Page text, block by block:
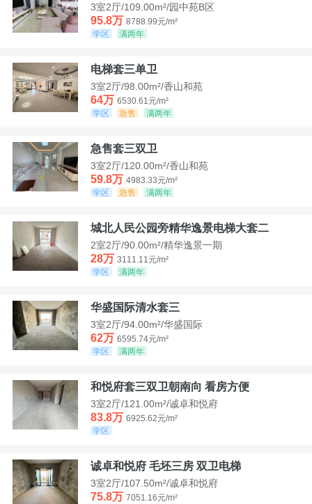
3室2厅/109.00m²/园中苑B区
95.8万 8788.99元/m²
学区
满两年
电梯套三单卫
3室2厅/98.00m²/香山和苑
64万 6530.61元/m²
学区
急售 满两年
急售套三双卫
3室2厅/120.00m²/香山和苑
59.8万 4983.33元/m²
学区
急售 满两年
城北人民公园旁精华逸景电梯大套二
2室2厅/90.00m²/精华逸景一期
28万 3111.11元/m²
学区
满两年
华盛国际清水套三
3室2厅/94.00m²/华盛国际
62万 6595.74元/m²
学区
满两年
和悦府套三双卫朝南向 看房方便
3室2厅/121.00m²/诚卓和悦府
83.8万 6925.62元/m²
学区
诚卓和悦府 毛坯三房 双卫电梯
3室2厅/107.50m²/诚卓和悦府
75.8万 7051.16元/m²